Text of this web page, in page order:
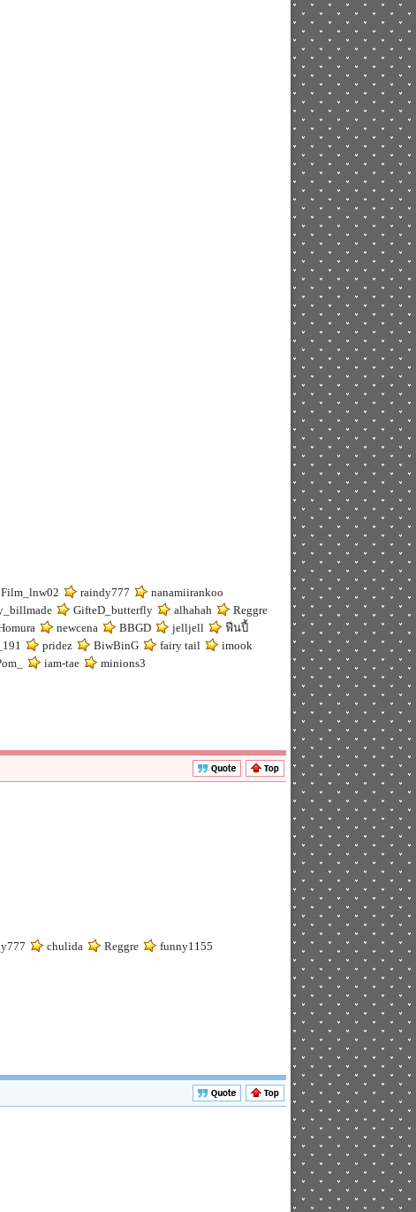
Film_lnw02 raindy777
nanamiirankoo
GifteD_butterfly alhahah
Reggre
newcena BBGD jelljell
ฟีนปี้
pridez BiwBinG fairy tail
imook
iam-tae minions3
chulida Reggre
funny1155